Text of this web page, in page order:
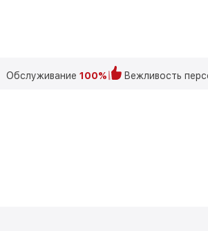
Обслуживание 100% Вежливость